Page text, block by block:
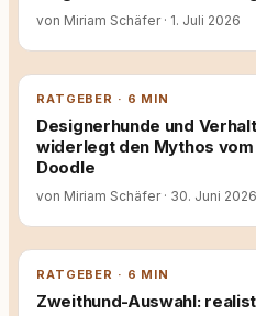
von Miriam Schäfer · 1. Juli 2026
RATGEBER · 6 MIN
Designerhunde und
widerlegt den Mythos
Doodle
von Miriam Schäfer · 30. Juni 2026
RATGEBER · 6 MIN
Zweithund-Auswahl: